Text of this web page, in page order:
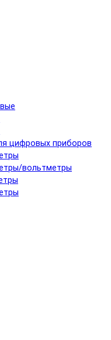
цифровых приборов
вольтметры